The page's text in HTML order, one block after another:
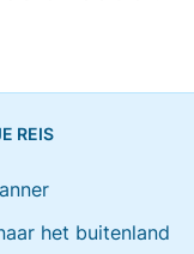
REIS
het buitenland